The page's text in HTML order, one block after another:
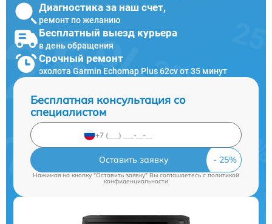
Диагностика за наш счет,
ремонт по желанию
Бесплатный выезд курьера
в день обращения
Срочный ремонт
эхолота Garmin Echomap Plus 62cv от 35 минут
Бесплатная консультация со
специалистом
Оставить заявку
Нажимая на кнопку "Оставить заявку" Вы соглашаетесь cполитикой
конфиденциальности